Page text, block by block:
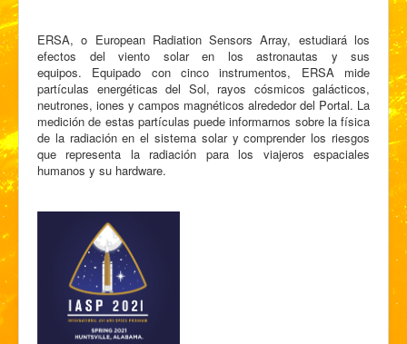
ERSA, o European Radiation Sensors Array, estudiará los
efectos del viento solar en los astronautas y sus
equipos. Equipado con cinco instrumentos, ERSA mide
partículas energéticas del Sol, rayos cósmicos galácticos,
neutrones, iones y campos magnéticos alrededor del Portal. La
medición de estas partículas puede informarnos sobre la física
de la radiación en el sistema solar y comprender los riesgos
que representa la radiación para los viajeros espaciales
humanos y su hardware.